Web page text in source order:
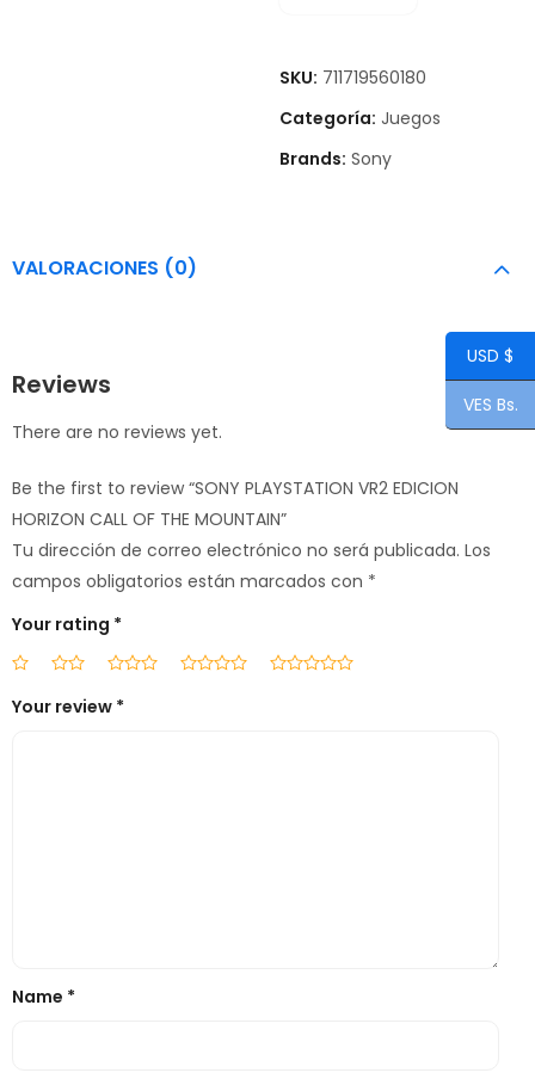
SKU: 711719560180
Categoría: Juegos
Brands: Sony
VALORACIONES (0)
Reviews
There are no reviews yet.
Be the first to review “SONY PLAYSTATION VR2 EDICION
HORIZON CALL OF THE MOUNTAIN”
Tu dirección de correo electrónico no será publicada. Los
campos obligatorios están marcados con *
Your rating *
Your review *
Name *
USD $
VES Bs.